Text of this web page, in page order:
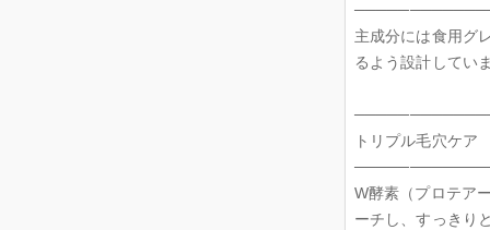
主成分には食用グ
るよう設計してい
トリプル毛穴ケア
W酵素（プロテア
ーチし、すっきり